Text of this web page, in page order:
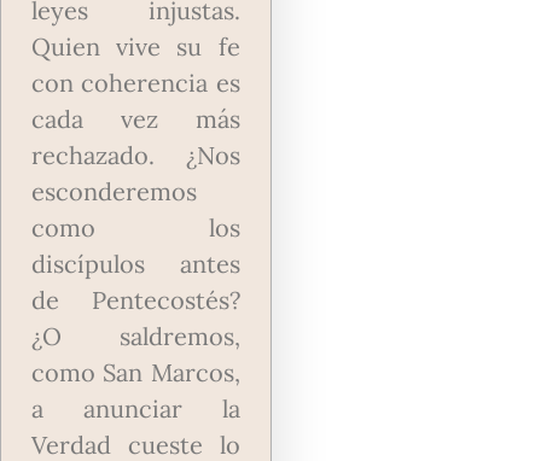
leyes injustas.
Quien vive su fe
con coherencia es
cada vez más
rechazado. ¿Nos
esconderemos
como los
discípulos antes
de Pentecostés?
¿O saldremos,
como San Marcos,
a anunciar la
Verdad cueste lo